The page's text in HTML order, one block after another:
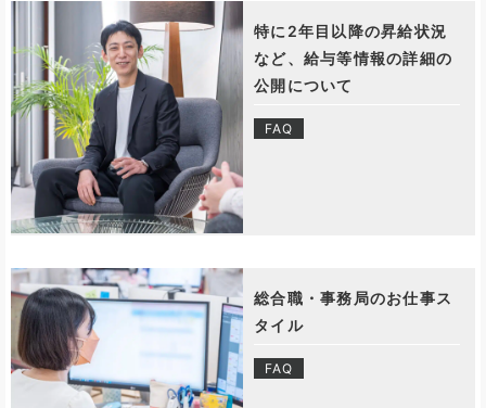
特に2年目以降の昇給状況
など、給与等情報の詳細の
公開について
FAQ
総合職・事務局のお仕事ス
タイル
FAQ